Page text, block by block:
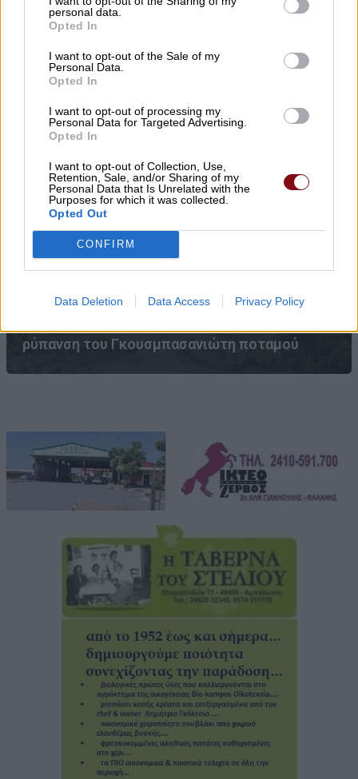
personal data.
Opted In
I want to opt-out of the Sale of my
Personal Data.
Opted In
I want to opt-out of processing my
Personal Data for Targeted Advertising.
Opted In
I want to opt-out of Collection, Use,
Retention, Sale, and/or Sharing of my
Personal Data that Is Unrelated with the
Purposes for which it was collected.
Opted Out
CONFIRM
Data Deletion Data Access Privacy Policy
Παραγωγός προσέφερε 2 τόνους καρπούζια
στο Κοινωνικό Παντοπωλείο
ΛΑ.ΣΥ.: Η περιφερειακή αρχή κάνει πως δεν
ρύπανση του Γκουσμπασανιώτη ποταμού